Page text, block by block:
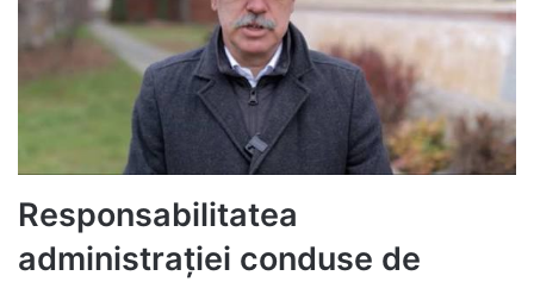
Responsabilitatea
administrației conduse de